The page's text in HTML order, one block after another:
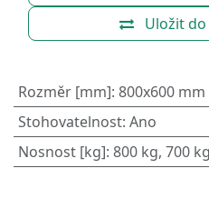
Uložit
Rozměr [mm]: 800x600
Stohovatelnost: Ano
Nosnost [kg]: 800 kg, 700 kg